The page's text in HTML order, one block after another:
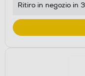
Ritiro in negozio in